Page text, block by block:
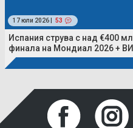
17 юли 2026 | 53
Испания струва с над €400
финала на Мондиал 2026 +